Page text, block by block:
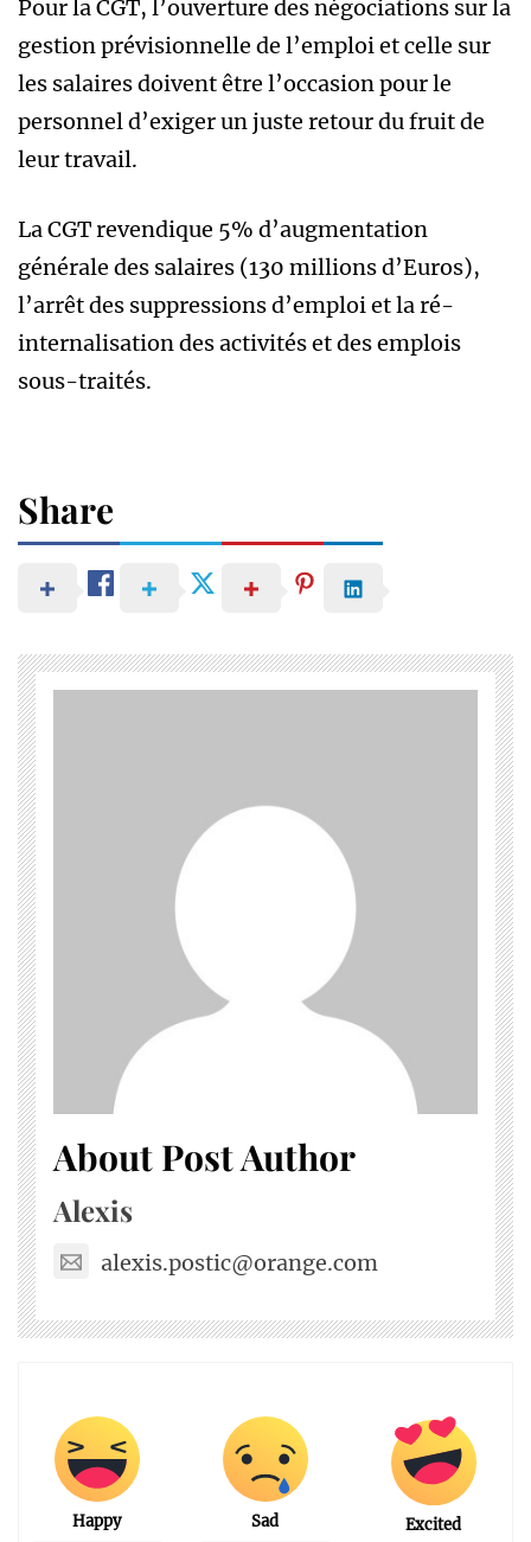
Pour la CGT, l’ouverture des négociations sur la
gestion prévisionnelle de l’emploi et celle sur
les salaires doivent être l’occasion pour le
personnel d’exiger un juste retour du fruit de
leur travail.
La CGT revendique 5% d’augmentation
générale des salaires (130 millions d’Euros),
l’arrêt des suppressions d’emploi et la ré-
internalisation des activités et des emplois
sous-traités.
Share
About Post Author
Alexis
alexis.postic@orange.com
Happy Sad Excited